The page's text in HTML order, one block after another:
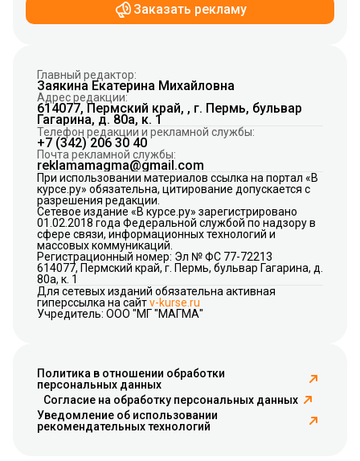
Заказать рекламу
Главный редактор:
Заякина Екатерина Михайловна
Адрес редакции:
614077, Пермский край, , г. Пермь, бульвар
Гагарина, д. 80а, к. 1
Телефон редакции и рекламной службы:
+7 (342) 206 30 40
Почта рекламной службы:
reklamamagma@gmail.com
При использовании материалов ссылка на портал «В
курсе.ру» обязательна, цитирование допускается с
разрешения редакции.
Сетевое издание «В курсе.ру» зарегистрировано
01.02.2018 года Федеральной службой по надзору в
сфере связи, информационных технологий и
массовых коммуникаций.
Регистрационный номер: Эл № ФС 77-72213
614077, Пермский край, г. Пермь, бульвар Гагарина, д.
80а, к. 1
Для сетевых изданий обязательна активная
гиперссылка на сайтv-kurse.ru
Учредитель: ООО "МГ "МАГМА"
Политика в отношении обработки
персональных данных
Согласие на обработку персональных данных
Уведомление об использовании
рекомендательных технологий